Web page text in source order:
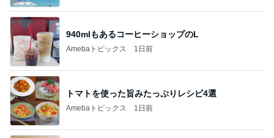
940mlもあるコーヒーショップのL
Amebaトピックス 1日前
トマトを使った旨みたっぷりレシピ4選
Amebaトピックス 1日前